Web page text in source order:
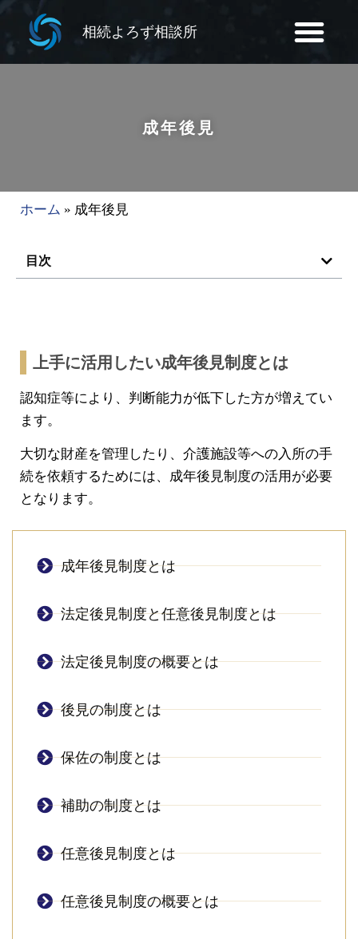
相続よろず相談所
成年後見
ホーム » 成年後見
目次
上手に活用したい成年後見制度とは
認知症等により、判断能力が低下した方が増えてい
ます。
大切な財産を管理したり、介護施設等への入所の手
続を依頼するためには、成年後見制度の活用が必要
となります。
成年後見制度とは
法定後見制度と任意後見制度とは
法定後見制度の概要とは
後見の制度とは
保佐の制度とは
補助の制度とは
任意後見制度とは
任意後見制度の概要とは